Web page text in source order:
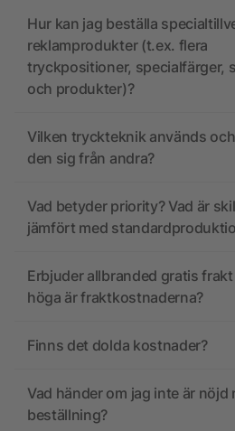
Hur kan jag beställa
reklamprodukter (t.ex. flera
tryckpositioner, specialfärger,
och produkter)?
Vilken tryckteknik används
den sig från andra?
Vad betyder priority? Vad är
jämfört med
Erbjuder allbranded gratis
höga är fraktkostnaderna?
Finns det dolda kostnader?
Vad händer om jag inte är nöjd
beställning?